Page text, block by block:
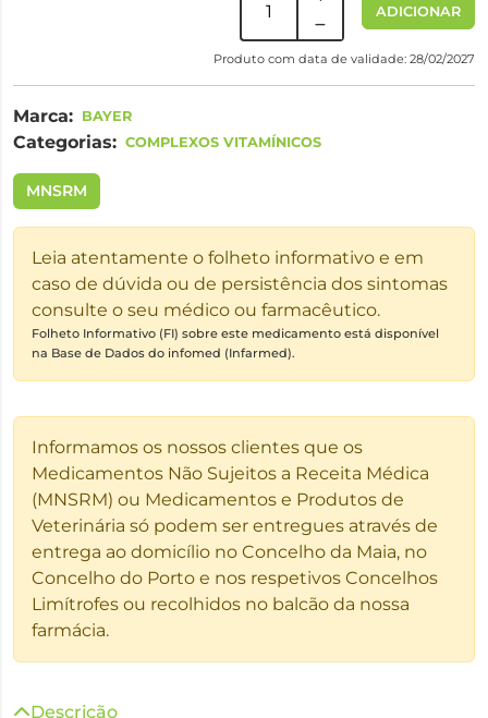
ADICIONAR
Produto com data de validade: 28/02/2027
Marca: BAYER
Categorias: COMPLEXOS VITAMÍNICOS
MNSRM
Leia atentamente o folheto informativo e em
caso de dúvida ou de persistência dos sintomas
consulte o seu médico ou farmacêutico.
Folheto Informativo (FI) sobre este medicamento está disponível
na Base de Dados do infomed (Infarmed).
Informamos os nossos clientes que os
Medicamentos Não Sujeitos a Receita Médica
(MNSRM) ou Medicamentos e Produtos de
Veterinária só podem ser entregues através de
entrega ao domicílio no Concelho da Maia, no
Concelho do Porto e nos respetivos Concelhos
Limítrofes ou recolhidos no balcão da nossa
farmácia.
Descrição